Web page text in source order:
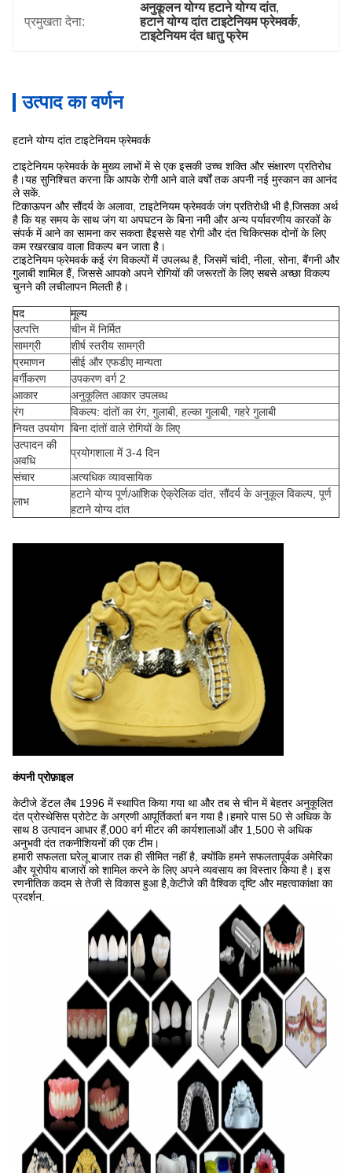
प्रमुखता देना:
अनुकूलन योग्य हटाने योग्य दांत,
हटाने योग्य दांत टाइटेनियम फ्रेमवर्क,
टाइटेनियम दंत धातु फ्रेम
उत्पाद का वर्णन
हटाने योग्य दांत टाइटेनियम फ्रेमवर्क
टाइटेनियम फ्रेमवर्क के मुख्य लाभों में से एक इसकी उच्च शक्ति और संक्षारण प्रतिरोध
है।यह सुनिश्चित करना कि आपके रोगी आने वाले वर्षों तक अपनी नई मुस्कान का आनंद
ले सकें.
टिकाऊपन और सौंदर्य के अलावा, टाइटेनियम फ्रेमवर्क जंग प्रतिरोधी भी है,जिसका अर्थ
है कि यह समय के साथ जंग या अपघटन के बिना नमी और अन्य पर्यावरणीय कारकों के
संपर्क में आने का सामना कर सकता हैइससे यह रोगी और दंत चिकित्सक दोनों के लिए
कम रखरखाव वाला विकल्प बन जाता है।
टाइटेनियम फ्रेमवर्क कई रंग विकल्पों में उपलब्ध है, जिसमें चांदी, नीला, सोना, बैंगनी और
गुलाबी शामिल हैं, जिससे आपको अपने रोगियों की जरूरतों के लिए सबसे अच्छा विकल्प
चुनने की लचीलापन मिलती है।
पद
मूल्य
उत्पत्ति
चीन में निर्मित
सामग्री
शीर्ष स्तरीय सामग्री
प्रमाणन
सीई और एफडीए मान्यता
वर्गीकरण
उपकरण वर्ग 2
आकार
अनुकूलित आकार उपलब्ध
रंग
विकल्प: दांतों का रंग, गुलाबी, हल्का गुलाबी, गहरे गुलाबी
नियत उपयोग बिना दांतों वाले रोगियों के लिए
उत्पादन की
अवधि
प्रयोगशाला में 3-4 दिन
संचार
अत्यधिक व्यावसायिक
लाभ
हटाने योग्य पूर्ण/आंशिक ऐक्रेलिक दांत, सौंदर्य के अनुकूल विकल्प, पूर्ण
हटाने योग्य दांत
कंपनी प्रोफ़ाइल
केटीजे डेंटल लैब 1996 में स्थापित किया गया था और तब से चीन में बेहतर अनुकूलित
दंत प्रोस्थेसिस प्रोटेट के अग्रणी आपूर्तिकर्ता बन गया है।हमारे पास 50 से अधिक के
साथ 8 उत्पादन आधार हैं,000 वर्ग मीटर की कार्यशालाओं और 1,500 से अधिक
अनुभवी दंत तकनीशियनों की एक टीम।
हमारी सफलता घरेलू बाजार तक ही सीमित नहीं है, क्योंकि हमने सफलतापूर्वक अमेरिका
और यूरोपीय बाजारों को शामिल करने के लिए अपने व्यवसाय का विस्तार किया है। इस
रणनीतिक कदम से तेजी से विकास हुआ है,केटीजे की वैश्विक दृष्टि और महत्वाकांक्षा का
प्रदर्शन.